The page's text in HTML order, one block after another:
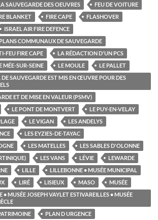
SAUVEGARDE DES OEUVRES
FEU DE VOITURE
BLANKET FIRE CAPE
FLASHOVER
ISRAEL AIR FIRE DEFENCE
COMMUNAUX DE SAUVEGARDE
FEU FIRE CAPE
LA RÉDACTION D'UN PCS
MÉE-SUR-SEINE LE MOULE
LE PALLET
SAUVEGARDE EST MIS EN ŒUVRE POUR DES
ET DE MISE EN VALEUR (PSMV)
LE PONT DE MONTVERT
LE PUY-EN-VELAY
LE VIGAN
LES ANDELYS
LES EYZIES-DE-TAYAC
LES MATELLES
LES SABLES D'OLONNE
LES VANS LÉVIE
LEWARDE
LILLE
LILLEBONNE • MUSÉE MUNICIPAL
LIRÉ LISIEUX MASO
MUSÉE
• MUSÉE JOSEPH VAYLET ESTIVAREILLES • MUSÉE
PLAN D URGENCE